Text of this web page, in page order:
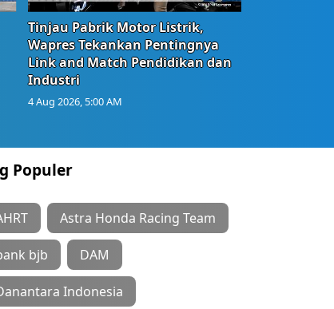
Tinjau Pabrik Motor Listrik,
Wapres Tekankan Pentingnya
Link and Match Pendidikan dan
Industri
4 Aug 2026, 5:00 AM
Populer
Astra Honda Racing Team
bjb DAM
Indonesia